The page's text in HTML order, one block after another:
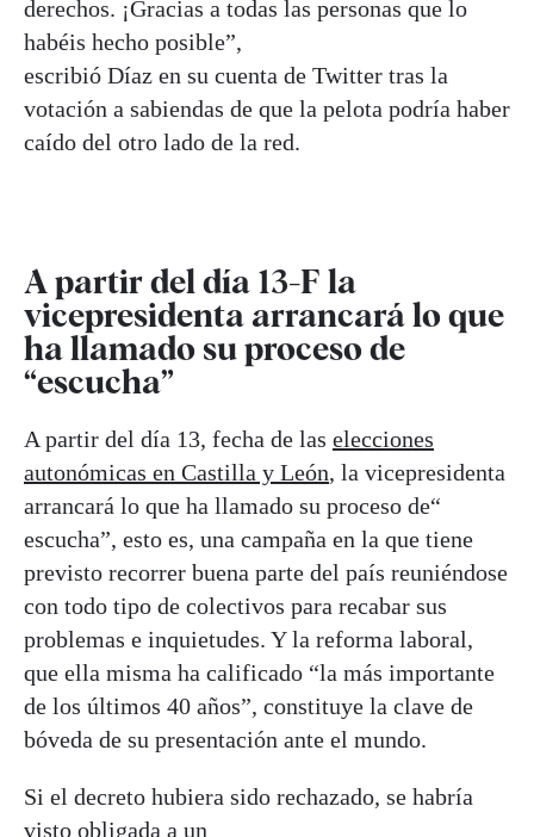
derechos. ¡Gracias a todas las personas que lo
habéis hecho posible”,
escribió Díaz en su cuenta de Twitter tras la
votación a sabiendas de que la pelota podría haber
caído del otro lado de la red.
A partir del día 13-F la
vicepresidenta arrancará lo que
ha llamado su proceso de
“escucha”
A partir del día 13, fecha de las elecciones
autonómicas en Castilla y León, la vicepresidenta
arrancará lo que ha llamado su proceso de“
escucha”, esto es, una campaña en la que tiene
previsto recorrer buena parte del país reuniéndose
con todo tipo de colectivos para recabar sus
problemas e inquietudes. Y la reforma laboral,
que ella misma ha calificado “la más importante
de los últimos 40 años”, constituye la clave de
bóveda de su presentación ante el mundo.
Si el decreto hubiera sido rechazado, se habría
visto obligada a un